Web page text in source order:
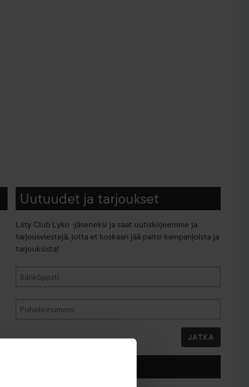
Uutuudet ja tarjoukset
Liity Club Lyko -jäseneksi ja saat uutiskirjeemme ja
tarjousviestejä, jotta et koskaan jää paitsi kampanjoista ja
tarjouksista!
Sähköposti
Puhelinnumero
JATKA